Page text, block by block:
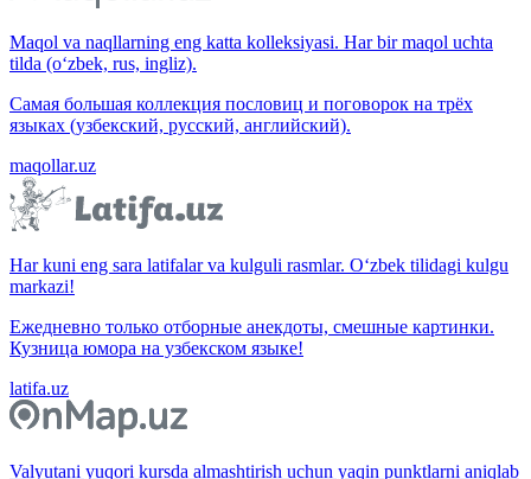
Maqol va naqllarning eng katta kolleksiyasi. Har bir maqol uchta
tilda (o‘zbek, rus, ingliz).
Самая большая коллекция пословиц и поговорок на трёх
языках (узбекский, русский, английский).
maqollar.uz
Har kuni eng sara latifalar va kulguli rasmlar. O‘zbek tilidagi kulgu
markazi!
Ежедневно только отборные анекдоты, смешные картинки.
Кузница юмора на узбекском языке!
latifa.uz
Valyutani yuqori kursda almashtirish uchun yaqin punktlarni aniqlab